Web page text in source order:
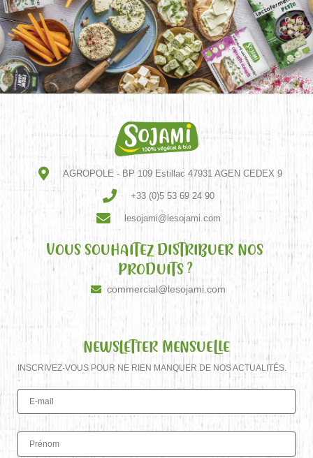
AGROPOLE - BP 109 Estillac 47931 AGEN CEDEX 9
+33 (0)5 53 69 24 90
lesojami@lesojami.com
VOUS SOUHAITEZ DISTRIBUER NOS
PRODUITS ?
commercial@lesojami.com
NEWSLETTER MENSUELLE
INSCRIVEZ-VOUS POUR NE RIEN MANQUER DE NOS ACTUALITÉS.